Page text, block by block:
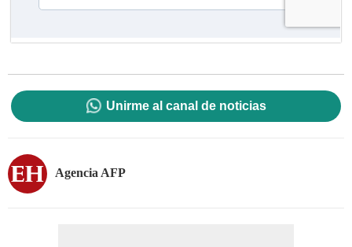
Unirme al canal de noticias
Agencia AFP